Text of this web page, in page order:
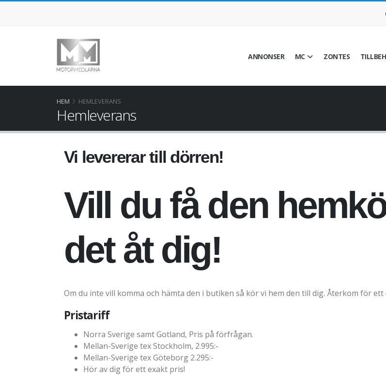
ANNONSER MC ZONTES
HEM HEMLEVERANS
Hemleverans
Vi levererar till dörren!
Vill du få den
det åt dig!
Om du inte vill komma och hämta den i butiken så kör vi hem den till dig. Återkom för ett
Pristariff
Norra Sverige samt Gotland, Pris på förfrågan.
Mellan-Sverige tex Stockholm, 2.995:-
Mellan-Sverige tex Göteborg 2.295:-
Hör av dig för ett exakt pris!